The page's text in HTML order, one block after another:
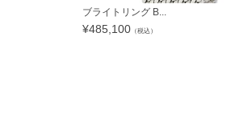
ブライトリング B...
¥485,100 （税込）